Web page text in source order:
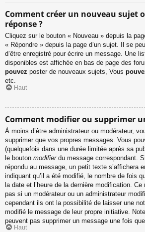
Comment créer un nouveau sujet
réponse ?
Cliquez sur le bouton « Nouveau » depuis la
« Répondre » depuis la page d’un sujet. Il se
d’être enregistré pour écrire un message. Une
disponibles est affichée en bas de page des
pouvez poster de nouveaux sujets, Vous
etc.
Haut
Comment modifier ou supprimer
À moins d’être administrateur ou modérateur,
supprimer que vos propres messages. Vous
(quelquefois dans une durée limitée après sa
le bouton modifierdu message correspondant.
répondu au message, un petit texte s’affichera
indiquant qu’il a été modifié, le nombre de fois
la date et l’heure de la dernière modification. Ce
pas si un modérateur ou un administrateur
cependant ils ont la possibilité de laisser une
modifié le message de leur propre initiative.
peuvent pas supprimer un message une fois que
Haut